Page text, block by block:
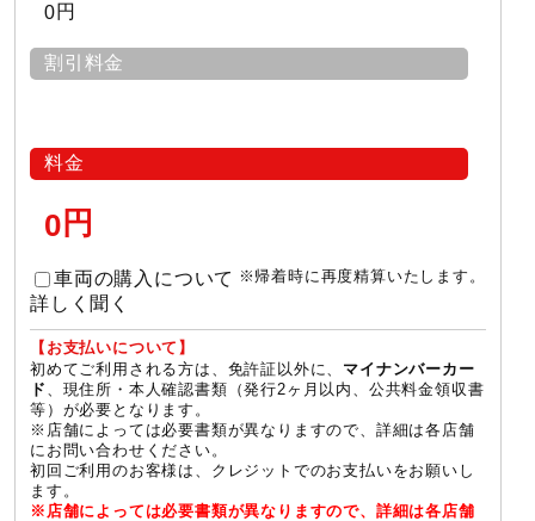
0円
割引料金
料金
0 円
※帰着時に再度精算いたします。
車両の購入について
詳しく聞く
【お支払いについて】
初めてご利用される方は、免許証以外に、 マイナンバーカー
ド
、現住所・本人確認書類（発行2ヶ月以内、公共料金領収書
等）が必要となります。
※店舗によっては必要書類が異なりますので、詳細は各店舗
にお問い合わせください。
初回ご利用のお客様は、クレジットでのお支払いをお願いし
ます。
※店舗によっては必要書類が異なりますので、詳細は各店舗